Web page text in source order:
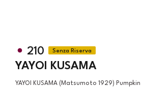
210
YAYOI KUSAMA
YAYOI KUSAMA (Matsumoto 1929) Pumpkin (Black and Yellow) 2016